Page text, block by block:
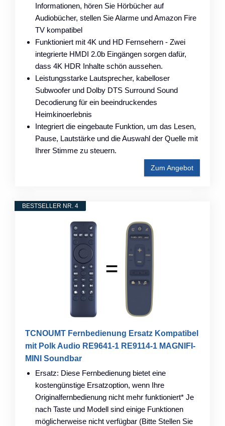
Informationen, hören Sie Hörbücher auf
Audiobücher, stellen Sie Alarme und Amazon Fire
TV kompatibel
Funktioniert mit 4K und HD Fernsehern - Zwei
integrierte HMDI 2.0b Eingängen sorgen dafür,
dass 4K HDR Inhalte schön aussehen.
Leistungsstarke Lautsprecher, kabelloser
Subwoofer und Dolby DTS Surround Sound
Decodierung für ein beeindruckendes
Heimkinoerlebnis
Integriert die eingebaute Funktion, um das Lesen,
Pause, Lautstärke und die Auswahl der Quelle mit
Ihrer Stimme zu steuern.
Zum Angebot
BESTSELLER NR. 4
TCNOUMT Fernbedienung Ersatz Kompatibel
mit Polk Audio RE9641-1 RE9114-1 MAGNIFI-
MINI Soundbar
Ersatz: Diese Fernbedienung bietet eine
kostengünstige Ersatzoption, wenn Ihre
Originalfernbedienung nicht mehr funktioniert* Je
nach Taste und Modell sind einige Funktionen
möglicherweise nicht verfügbar (Bitte Stellen Sie